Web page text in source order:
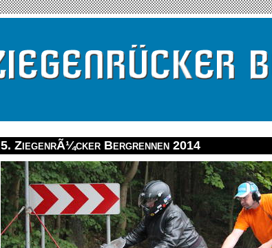
5. ZiegenrÃ¼cker Bergrennen 2014